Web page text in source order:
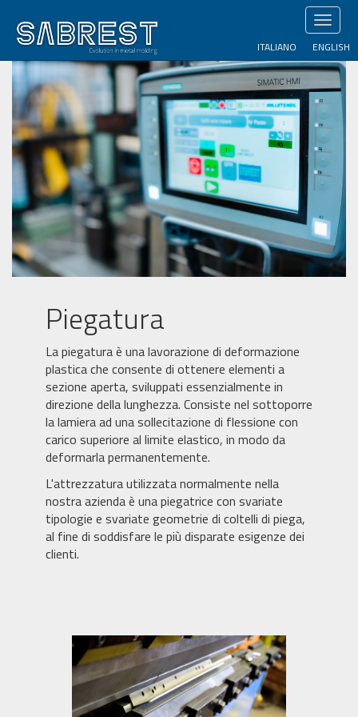
contenuto
principale
ITALIANO ENGLISH
Piegatura
La piegatura è una lavorazione di deformazione
plastica che consente di ottenere elementi a
sezione aperta, sviluppati essenzialmente in
direzione della lunghezza. Consiste nel sottoporre
la lamiera ad una sollecitazione di flessione con
carico superiore al limite elastico, in modo da
deformarla permanentemente.
L'attrezzatura utilizzata normalmente nella
nostra azienda è una piegatrice con svariate
tipologie e svariate geometrie di coltelli di piega,
al fine di soddisfare le più disparate esigenze dei
clienti.